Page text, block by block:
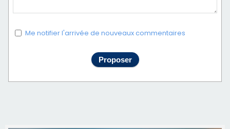
Me notifier l'arrivée de nouveaux commentaires